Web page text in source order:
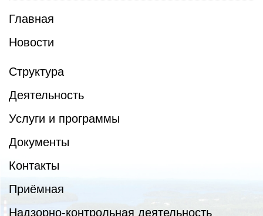
Главная
Новости
Структура
Деятельность
Услуги и программы
Документы
Контакты
Приёмная
Надзорно-контрольная деятельность